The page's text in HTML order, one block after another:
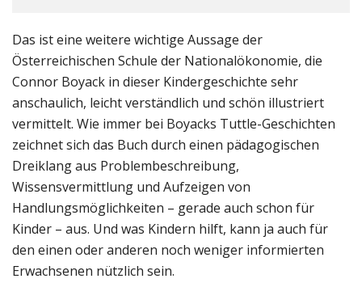
Das ist eine weitere wichtige Aussage der
Österreichischen Schule der Nationalökonomie, die
Connor Boyack in dieser Kindergeschichte sehr
anschaulich, leicht verständlich und schön illustriert
vermittelt. Wie immer bei Boyacks Tuttle-Geschichten
zeichnet sich das Buch durch einen pädagogischen
Dreiklang aus Problembeschreibung,
Wissensvermittlung und Aufzeigen von
Handlungsmöglichkeiten – gerade auch schon für
Kinder – aus. Und was Kindern hilft, kann ja auch für
den einen oder anderen noch weniger informierten
Erwachsenen nützlich sein.